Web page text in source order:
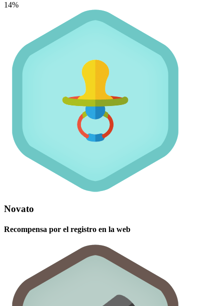
14%
Novato
Recompensa por el registro en la web